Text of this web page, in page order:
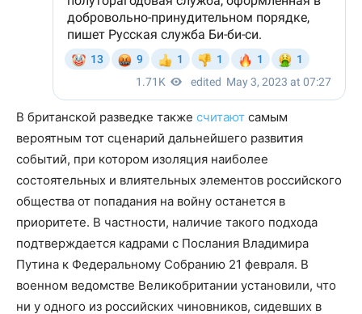
В британской разведке также считают самым
вероятным тот сценарий дальнейшего развития
событий, при котором изоляция наиболее
состоятельных и влиятельных элементов российского
общества от попадания на войну останется в
приоритете. В частности, наличие такого подхода
подтверждается кадрами с Послания Владимира
Путина к Федеральному Собранию 21 февраля. В
военном ведомстве Великобритании установили, что
ни у одного из российских чиновников, сидевших в